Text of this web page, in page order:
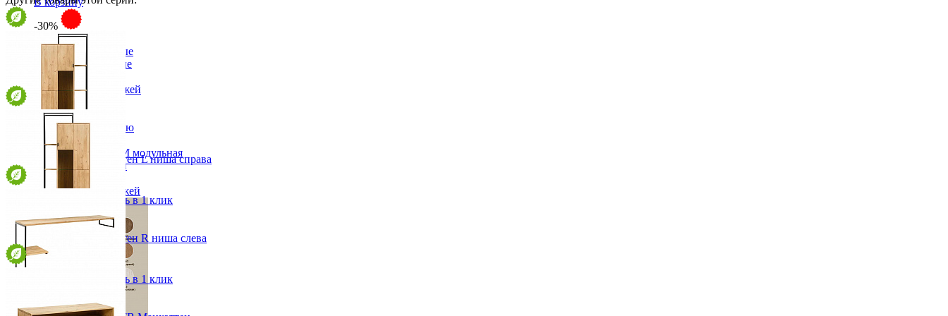
-30%
Прихожая
Вешалки напольные
Вешалки настенные
Газетница
Зеркала для прихожей
Ключницы
Консоли
Наборы в прихожую
Обувницы
Прихожая Вилия-М модульная
Скамьи и банкетки
Тумбы и комоды
Шкафы для прихожей
Шкаф навесной Манхэттен L ниша справа
от 114 952 ₽
70х172,8х40 см
Быстро купить в 1 клик
Шкаф навесной Манхэттен R ниша слева
от 114 952 ₽
70х172,8х40 см
Быстро купить в 1 клик